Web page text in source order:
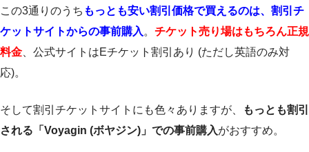
この3通りのうち もっとも安い割引価格で買えるのは、割引チ
ケットサイトからの事前購入 。 チケット売り場はもちろん正規
料金 、公式サイトはEチケット割引あり (ただし英語のみ対
応)。
そして割引チケットサイトにも色々ありますが、
もっとも割引
される「Voyagin (ボヤジン)」での事前購入がおすすめ。